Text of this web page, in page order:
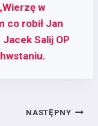
w
co robił Jan
Salij OP
NASTĘPNY